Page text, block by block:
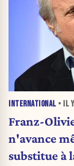
INTERNATIONAL • IL
Franz-
n'avance
substitue à